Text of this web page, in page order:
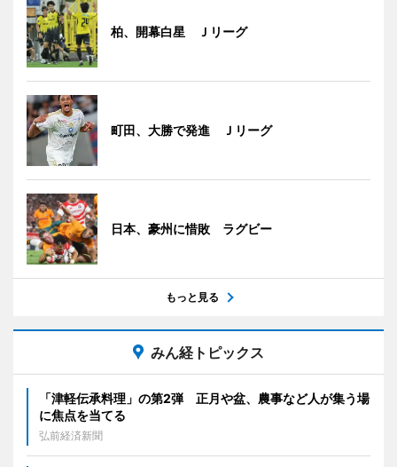
柏、開幕白星 Ｊリーグ
町田、大勝で発進 Ｊリーグ
日本、豪州に惜敗 ラグビー
もっと見る
みん経トピックス
「津軽伝承料理」の第2弾 正月や盆、農事など人が集う場
に焦点を当てる
弘前経済新聞